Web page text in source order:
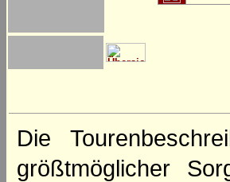
Die
größtmöglicher